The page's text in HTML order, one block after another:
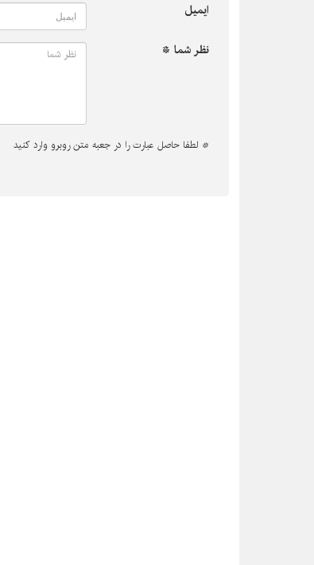
ایمیل
نظر شما *
* لطفا حاصل عبارت را در جعبه متن روبرو وارد کنید